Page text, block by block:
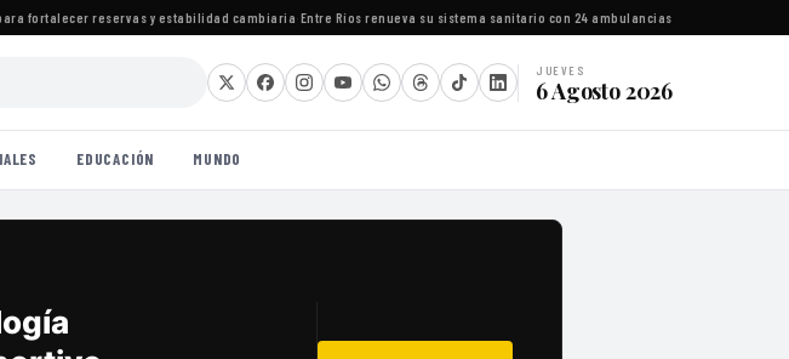
fortalecer reservas y estabilidad cambiaria·Entre Ríos renueva su sistema sanitario con 24 ambulancias y equipamiento
JUEVES
6 Agosto 2026
EDUCACIÓN MUNDO